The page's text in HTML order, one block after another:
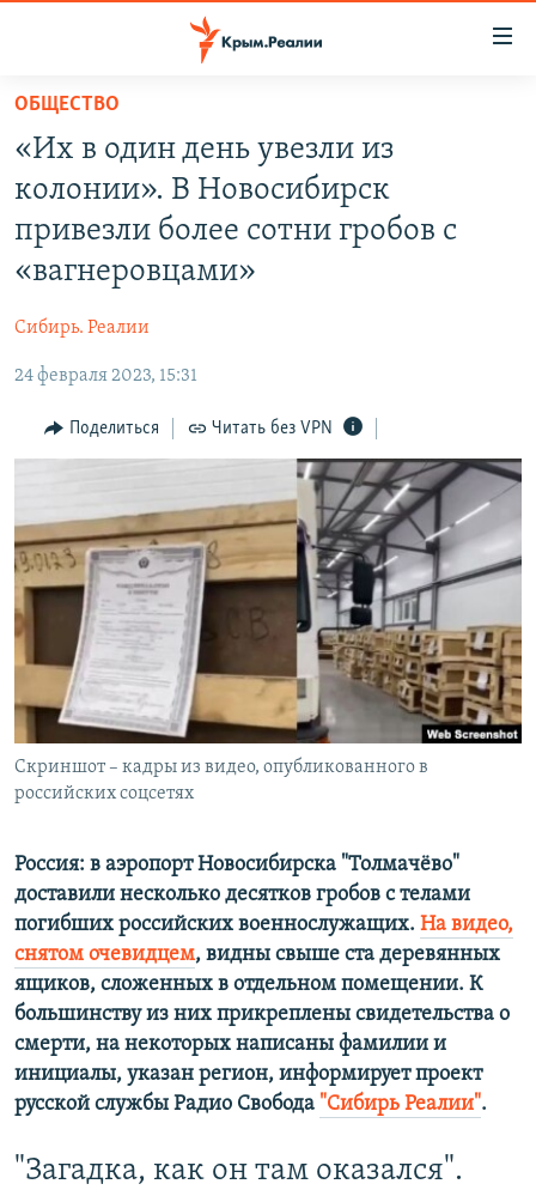
Вернуться
основному
содержанию
главной
Вернутся
СПЕЦПРОЕКТЫ
ИНТЕРАКТИВ
ИНФОГРАФИКА
ТЕЛЕПРОЕКТ КРЫМ.РЕАЛИИ
ПРОПАВШИЕ БЕЗ ВЕСТИ
ПОБЕДИТЕЛЕЙ НЕ СУДЯТ?
КРЫМ.НЕПОКОРЕННЫЙ
ELIFBE
УКРАИНСКАЯ ПРОБЛЕМА КРЫМА
РАДІО СВОБОДА
КАК ОБОЙТИ БЛОКИРОВКУ
ПРИСОЕДИНЯЙТЕСЬ!
Все сайты RFE/RL
ОБЩЕСТВО
«Их в один день увезли из
колонии». В Новосибирск
привезли более сотни гробов с
«вагнеровцами»
Сибирь. Реалии
24 февраля 2023, 15:31
Поделиться Читать без VPN
Скриншот – кадры из видео, опубликованного в
российских соцсетях
Россия: в аэропорт Новосибирска "Толмачёво"
доставили несколько десятков гробов с телами
погибших российских военнослужащих. На видео,
снятом очевидцем, видны свыше ста деревянных
ящиков, сложенных в отдельном помещении. К
большинству из них прикреплены свидетельства о
смерти, на некоторых написаны фамилии и
инициалы, указан регион, информирует проект
русской службы Радио Свобода "Сибирь Реалии".
"Загадка, как он там оказался".